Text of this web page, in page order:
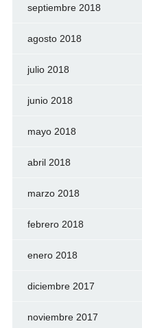
septiembre 2018
agosto 2018
julio 2018
junio 2018
mayo 2018
abril 2018
marzo 2018
febrero 2018
enero 2018
diciembre 2017
noviembre 2017